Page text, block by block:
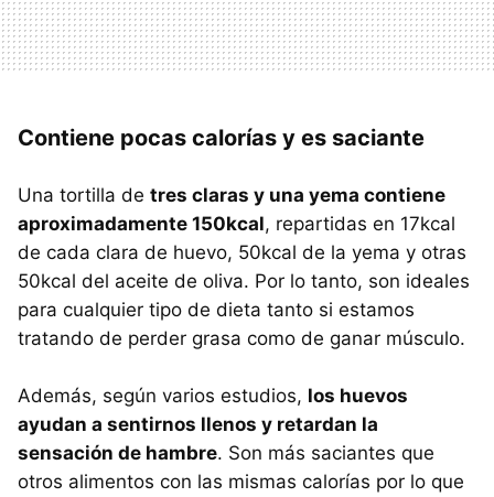
Contiene pocas calorías y es saciante
Una tortilla de tres claras y una yema contiene
aproximadamente 150kcal, repartidas en 17kcal
de cada clara de huevo, 50kcal de la yema y otras
50kcal del aceite de oliva. Por lo tanto, son ideales
para cualquier tipo de dieta tanto si estamos
tratando de perder grasa como de ganar músculo.
Además, según varios estudios, los huevos
ayudan a sentirnos llenos y retardan la
sensación de hambre. Son más saciantes que
otros alimentos con las mismas calorías por lo que